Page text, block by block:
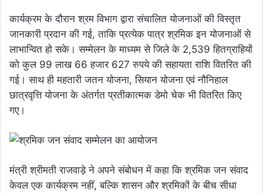
कार्यक्रम के दौरान श्रम विभाग द्वारा संचालित योजनाओं की विस्तृत
जानकारी प्रदान की गई, ताकि प्रत्येक पात्र श्रमिक इन योजनाओं से
लाभान्वित हो सके। सम्मेलन के माध्यम से जिले के 2,539 हितग्राहियों
को कुल 99 लाख 66 हजार 627 रुपये की सहायता राशि वितरित की
गई। साथ ही महतारी जतन योजना, सियान योजना एवं नौनिहाल
छात्रवृत्ति योजना के अंतर्गत प्रतीकात्मक डेमो चेक भी वितरित किए
गए।
मंत्री श्रीमती राजवाड़े ने अपने संबोधन में कहा कि श्रमिक जन संवाद
केवल एक कार्यक्रम नहीं, बल्कि शासन और श्रमिकों के बीच सीधा